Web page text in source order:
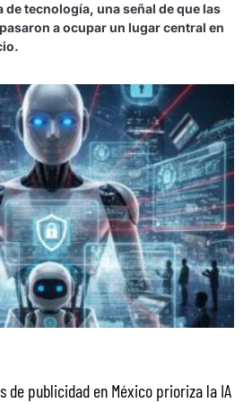
tecnología, una señal de que las
a ocupar un lugar central en
de publicidad en México prioriza la IA